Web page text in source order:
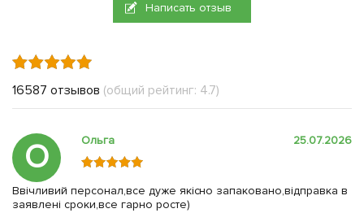
Написать отзыв
16587 отзывов (общий рейтинг: 4.7)
О Ольга 25.07.2026
Ввічливий персонал,все дуже якісно запаковано,відправка в
заявлені сроки,все гарно росте)